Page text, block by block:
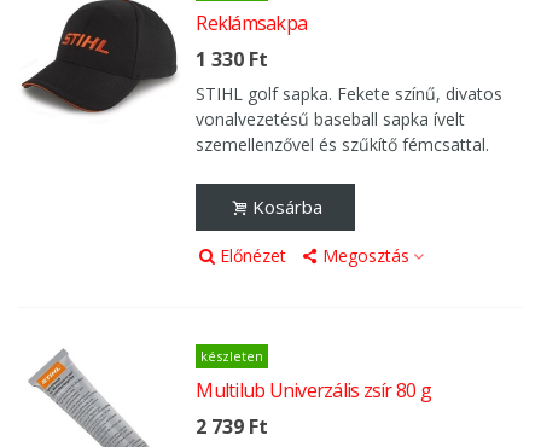
Reklámsakpa
1 330 Ft
STIHL golf sapka. Fekete színű, divatos
vonalvezetésű baseball sapka ívelt
szemellenzővel és szűkítő fémcsattal.
Kosárba
Előnézet Megosztás
készleten
Multilub Univerzális zsír 80 g
2 739 Ft